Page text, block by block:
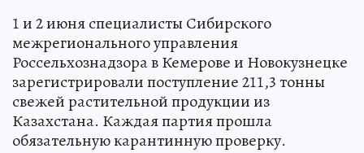
1 и 2 июня специалисты Сибирского
межрегионального управления
Россельхознадзора в Кемерове и Новокузнецке
зарегистрировали поступление 211,3 тонны
свежей растительной продукции из
Казахстана. Каждая партия прошла
обязательную карантинную проверку.